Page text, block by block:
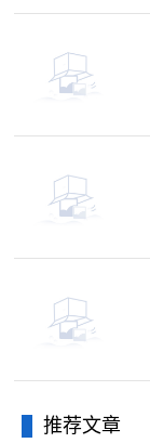
推荐文章